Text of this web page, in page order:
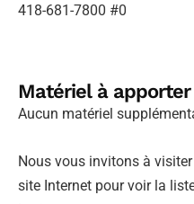
418-681-7800 #0
Matériel à apporter
Aucun matériel
Nous vous invitons à visiter
site Internet pour voir la